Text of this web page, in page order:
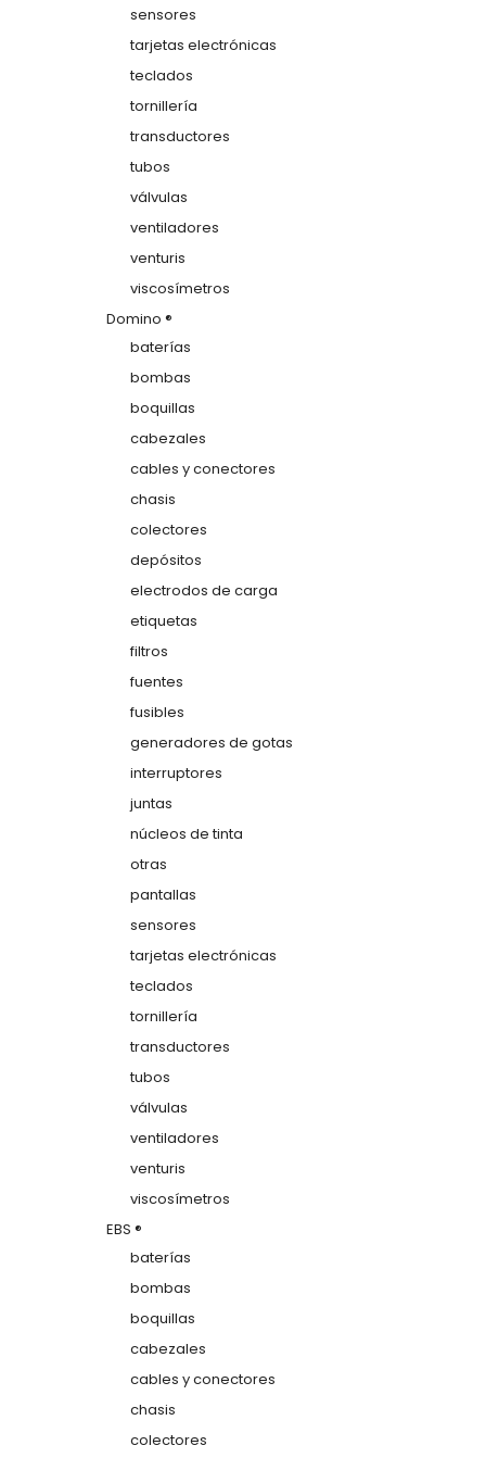
sensores
tarjetas electrónicas
teclados
tornillería
transductores
tubos
válvulas
ventiladores
venturis
viscosímetros
Domino ®
baterías
bombas
boquillas
cabezales
cables y conectores
chasis
colectores
depósitos
electrodos de carga
etiquetas
filtros
fuentes
fusibles
generadores de gotas
interruptores
juntas
núcleos de tinta
otras
pantallas
sensores
tarjetas electrónicas
teclados
tornillería
transductores
tubos
válvulas
ventiladores
venturis
viscosímetros
EBS ®
baterías
bombas
boquillas
cabezales
cables y conectores
chasis
colectores